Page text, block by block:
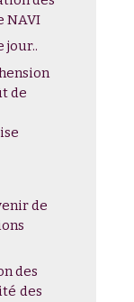
NAVI
jour..
de
de
des
des